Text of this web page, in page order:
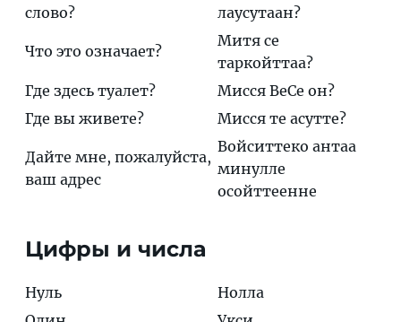
слово?
лаусутаан?
Что это означает?
Митя сe
таркойттаа?
Где здесь туалет?
Мисся ВeСe он?
Где вы живете?
Мисся тe асуттe?
Дайте мне, пожалуйста,
ваш адрес
Войситтeко антаа
минулле
осойттeeннe
Цифры и числа
Нуль
Нолла